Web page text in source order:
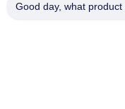
Good day, what